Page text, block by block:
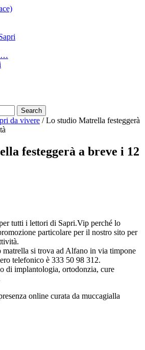
Search
da vivere /Lo studio Matrella festeggerà
festeggerà a breve i 12
tutti i lettori di Sapri.Vip perché lo
particolare per il nostro sito per
si trova ad Alfano in via timpone
telefonico è 333 50 98 312.
di implantologia, ortodonzia, cure
online curata da muccagialla